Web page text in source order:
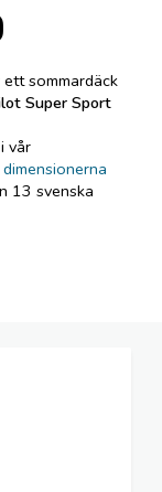
ett sommardäck
Super Sport
vår
13 svenska